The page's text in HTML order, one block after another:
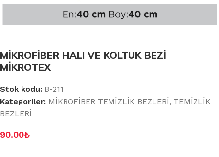
MİKROFİBER HALI VE KOLTUK BEZİ
MİKROTEX
Stok kodu: B-211
Kategoriler: MİKROFİBER TEMİZLİK BEZLERİ, TEMİZLİK
BEZLERİ
90.00₺